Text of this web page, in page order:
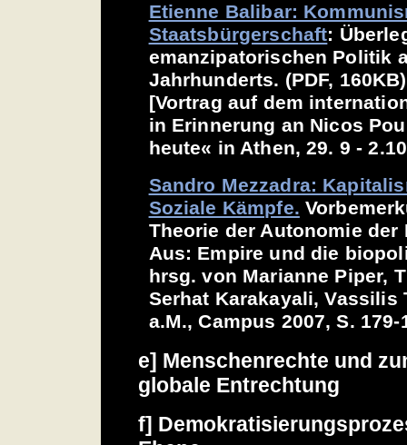
Etienne Balibar:
Staatsbürgerschaft:
emanzipatorischen Politik
Jahrhunderts. (PDF, 160KB)
[Vortrag auf dem
in Erinnerung an Nicos
heute« in Athen, 29. 9 -
Sandro Mezzadra:
Soziale Kämpfe.
Theorie der Autonomie der
Aus: Empire und die
hrsg. von Marianne Piper,
Serhat Karakayali, Vassilis
a.M., Campus 2007, S. 179-
e] Menschenrechte und
globale Entrechtung
f]